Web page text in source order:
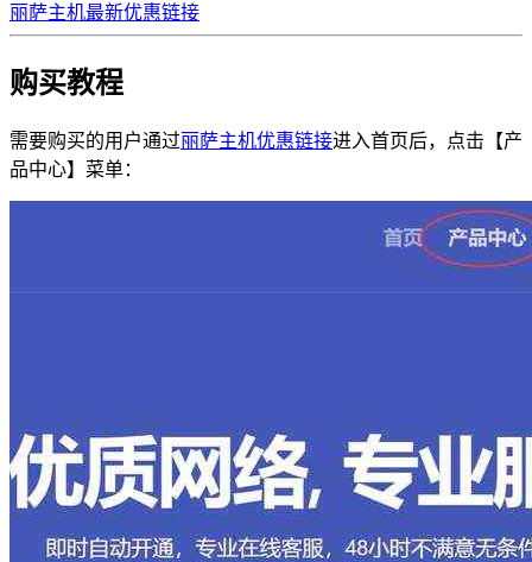
丽萨主机最新优惠链接
购买教程
需要购买的用户通过丽萨主机优惠链接进入首页后，点击【产
品中心】菜单：